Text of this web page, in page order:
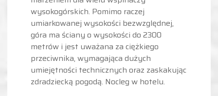
wysokogórskich. Pomimo raczej
umiarkowanej wysokości bezwzględnej,
góra ma ściany o wysokości do 2300
metrów i jest uważana za ciężkiego
przeciwnika, wymagająca dużych
umiejętności technicznych oraz zaskakując
zdradziecką pogodą. Nocleg w hotelu.